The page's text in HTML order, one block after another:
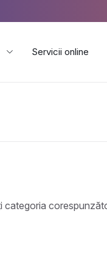
Servicii online